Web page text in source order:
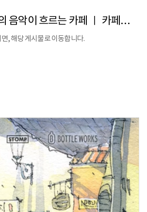
[playlist] 가을의 음악이 흐르는 카페 ㅣ 카페에서 듣기 좋은 음악 TOP50
, 해당 게시물로 이동합니다.